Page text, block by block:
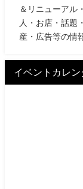
＆リニューアル
人・お店・話題
産・広告等の情
イベントカレン